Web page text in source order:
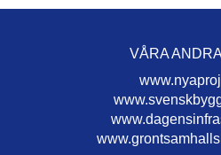
VÅRA